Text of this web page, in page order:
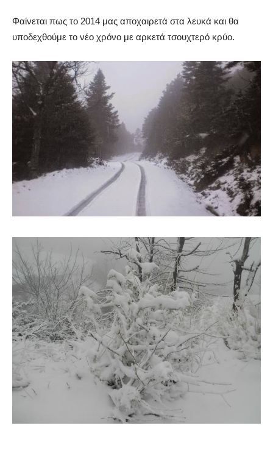
Φαίνεται πως το 2014 μας αποχαιρετά στα λευκά και θα
υποδεχθούμε το νέο χρόνο με αρκετά τσουχτερό κρύο.